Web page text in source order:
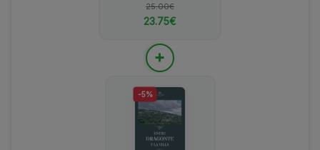
25.00€
23.75€
+
-5%